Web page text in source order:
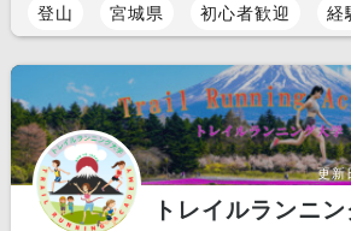
登山 宮城県 初心者歓迎 経
更新
トレイルランニ